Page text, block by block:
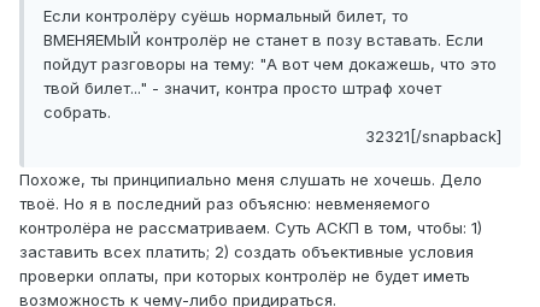
Если контролёру суёшь нормальный билет, то
ВМЕНЯЕМЫЙ контролёр не станет в позу вставать. Если
пойдут разговоры на тему: "А вот чем докажешь, что это
твой билет..." - значит, контра просто штраф хочет
собрать.
32321[/snapback]
Похоже, ты принципиально меня слушать не хочешь. Дело
твоё. Но я в последний раз объясню: невменяемого
контролёра не рассматриваем. Суть АСКП в том, чтобы: 1)
заставить всех платить; 2) создать объективные условия
проверки оплаты, при которых контролёр не будет иметь
возможность к чему-либо придираться.